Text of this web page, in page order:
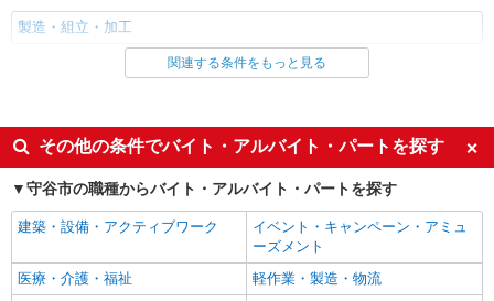
詳細を見る
株式会社リオン
自動車用ライトの製造スタッフ
月給245,000円〜280,000円（経験・能力によ
る）
キープ 詳細を見る
製造・組立・加工
同じ雇用形態から守谷駅の求人を探す
同じ特徴から守谷駅の求人を探す
給与前払いOK
禁煙・分煙
駅直結・駅チカ
バイク通勤OK
退職金・財形貯蓄制度あり
研修制度あり
関連する条件をもっと見る
その他の条件でバイト・アルバイト・パートを探す
守谷市の職種からバイト・アルバイト・パートを探す
建築・設備・アクティブワーク
イベント・キャンペーン・アミュ
ーズメント
医療・介護・福祉
軽作業・製造・物流